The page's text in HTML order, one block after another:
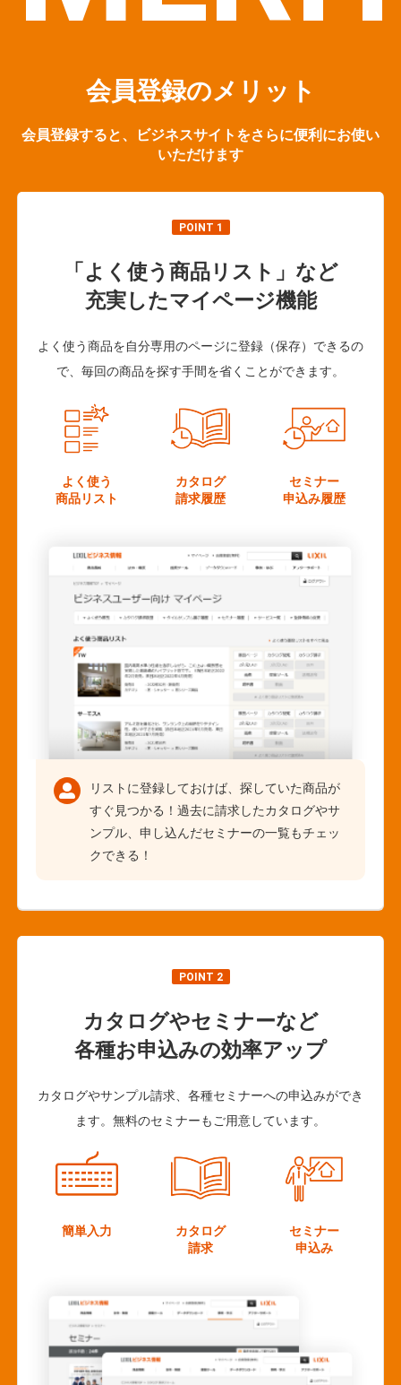
会員登録のメリット
会員登録すると、ビジネスサイトをさらに便利にお使い
いただけます
POINT 1
「よく使う商品リスト」など
充実したマイページ機能
よく使う商品を自分専用のページに登録（保存）できるの
で、毎回の商品を探す手間を省くことができます。
よく使う
商品リスト
カタログ
請求履歴
セミナー
申込み履歴
リストに登録しておけば、探していた商品が
すぐ見つかる！過去に請求したカタログやサ
ンプル、申し込んだセミナーの一覧もチェッ
クできる！
POINT 2
カタログやセミナーなど
各種お申込みの効率アップ
カタログやサンプル請求、各種セミナーへの申込みができ
ます。無料のセミナーもご用意しています。
簡単入力
カタログ
請求
セミナー
申込み